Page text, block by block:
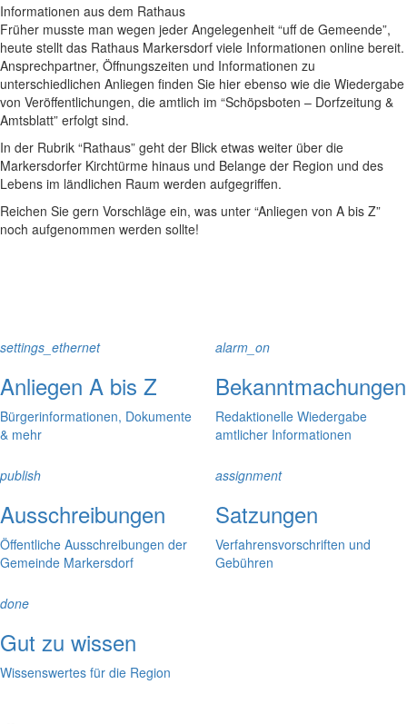
Informationen aus dem Rathaus
Früher musste man wegen jeder Angelegenheit “uff de Gemeende”,
heute stellt das Rathaus Markersdorf viele Informationen online bereit.
Ansprechpartner, Öffnungszeiten und Informationen zu
unterschiedlichen Anliegen finden Sie hier ebenso wie die Wiedergabe
von Veröffentlichungen, die amtlich im “Schöpsboten – Dorfzeitung &
Amtsblatt” erfolgt sind.
In der Rubrik “Rathaus” geht der Blick etwas weiter über die
Markersdorfer Kirchtürme hinaus und Belange der Region und des
Lebens im ländlichen Raum werden aufgegriffen.
Reichen Sie gern Vorschläge ein, was unter “Anliegen von A bis Z”
noch aufgenommen werden sollte!
settings_ethernet
Anliegen A bis Z
Bürgerinformationen, Dokumente
& mehr
alarm_on
Bekanntmachungen
Redaktionelle Wiedergabe
amtlicher Informationen
publish
Ausschreibungen
Öffentliche Ausschreibungen der
Gemeinde Markersdorf
assignment
Satzungen
Verfahrensvorschriften und
Gebühren
done
Gut zu wissen
Wissenswertes für die Region